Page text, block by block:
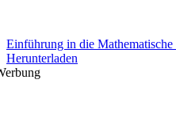
Einführung in die Mathematische
Herunterladen